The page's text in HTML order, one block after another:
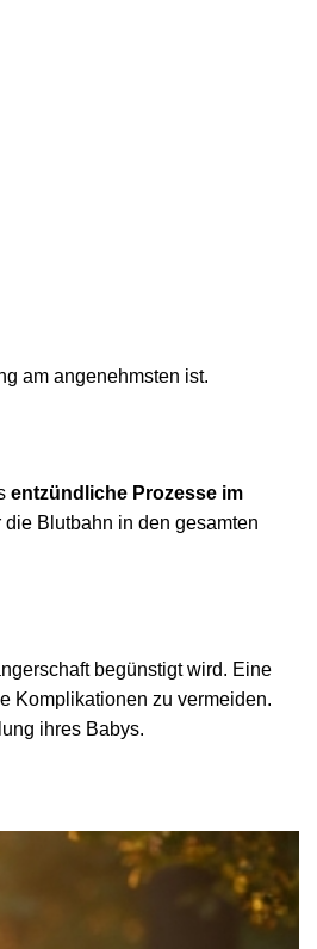
am angenehmsten ist.
entzündliche Prozesse im
Blutbahn in den gesamten
begünstigt wird. Eine
Komplikationen zu vermeiden.
ihres Babys.